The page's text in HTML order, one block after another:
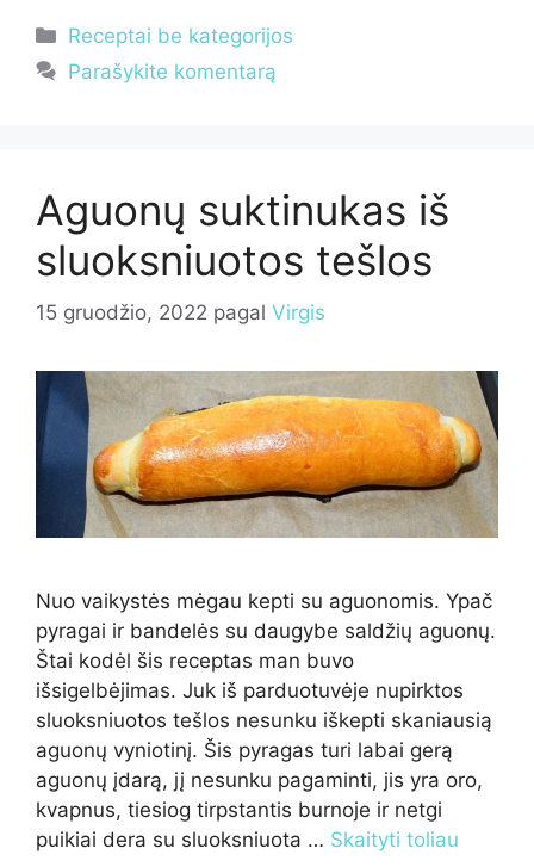
Kategorijos
Receptai be kategorijos
Parašykite komentarą
Aguonų suktinukas iš
sluoksniuotos tešlos
15 gruodžio, 2022 pagal Virgis
Nuo vaikystės mėgau kepti su aguonomis. Ypač
pyragai ir bandelės su daugybe saldžių aguonų.
Štai kodėl šis receptas man buvo
išsigelbėjimas. Juk iš parduotuvėje nupirktos
sluoksniuotos tešlos nesunku iškepti skaniausią
aguonų vyniotinį. Šis pyragas turi labai gerą
aguonų įdarą, jį nesunku pagaminti, jis yra oro,
kvapnus, tiesiog tirpstantis burnoje ir netgi
puikiai dera su sluoksniuota … Skaityti toliau